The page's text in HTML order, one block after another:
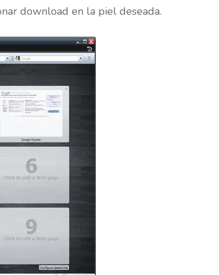
download en la piel deseada.